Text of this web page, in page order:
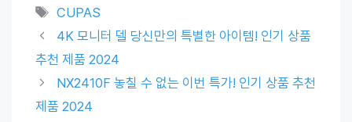
Tags
CUPAS
4K 모니터 델 당신만의 특별한 아이템! 인기 상품
추천 제품 2024
NX2410F 놓칠 수 없는 이번 특가! 인기 상품 추천
제품 2024